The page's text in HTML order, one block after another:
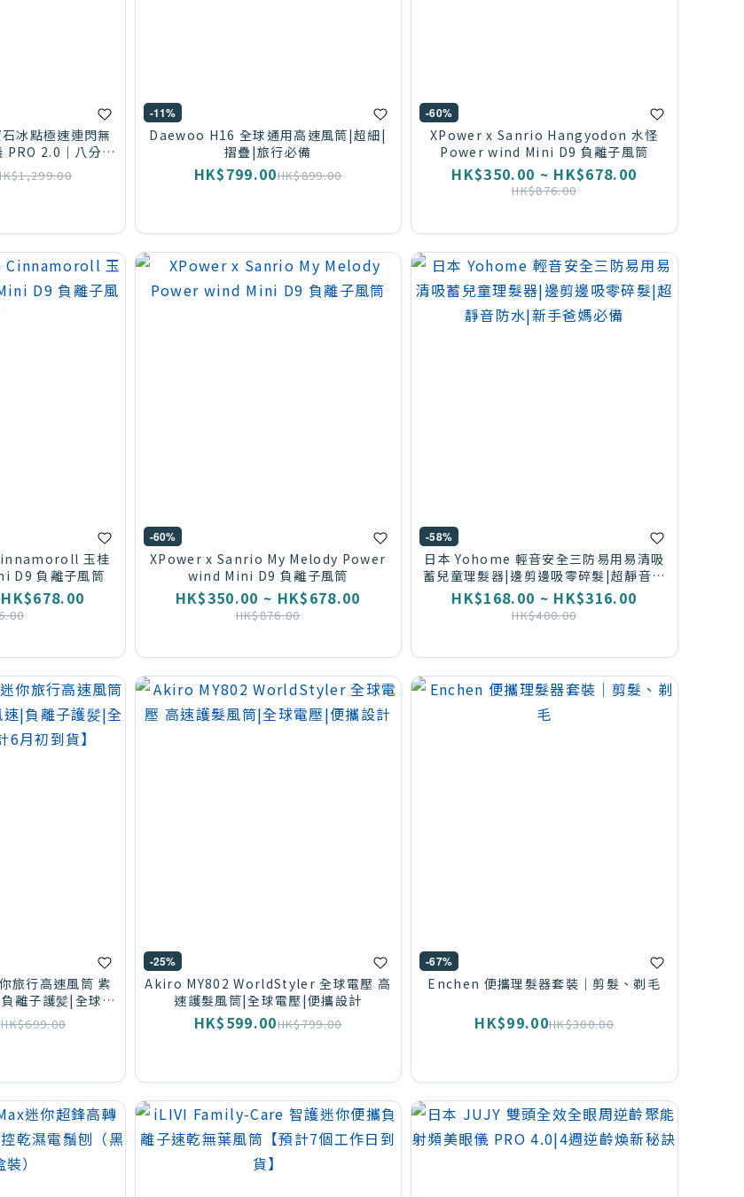
冰點極速連閃無
PRO 2.0｜八分鐘
攻粗硬毛
-11%
Daewoo H16 全球通用高速風筒|超細|
摺疊|旅行必備
HK$799.00HK$899.00
-60%
XPower x Sanrio Hangyodon 水怪
Power wind Mini D9 負離子風筒
HK$350.00 ~ HK$678.00
HK$876.00
玉桂
D9 負離子風筒
-60%
XPower x Sanrio My Melody Power
wind Mini D9 負離子風筒
HK$350.00 ~ HK$678.00
HK$876.00
-58%
日本 Yohome 輕音安全三防易用易清吸
蓄兒童理髮器|邊剪邊吸零碎髮|超靜音防
水|新手爸媽必備
HK$168.00 ~ HK$316.00
HK$400.00
旅行高速風筒 紫
離子護髪|全球通
初到貨】
HK$699.00
-25%
Akiro MY802 WorldStyler 全球電壓 高
速護髮風筒|全球電壓|便攜設計
HK$599.00HK$799.00
-67%
Enchen 便攜理髮器套裝｜剪髮、剃毛
HK$99.00HK$300.00